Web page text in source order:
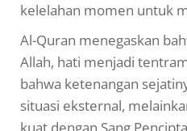
kelelahan momen untuk
Al-Quran menegaskan
Allah, hati menjadi
bahwa ketenangan
situasi eksternal,